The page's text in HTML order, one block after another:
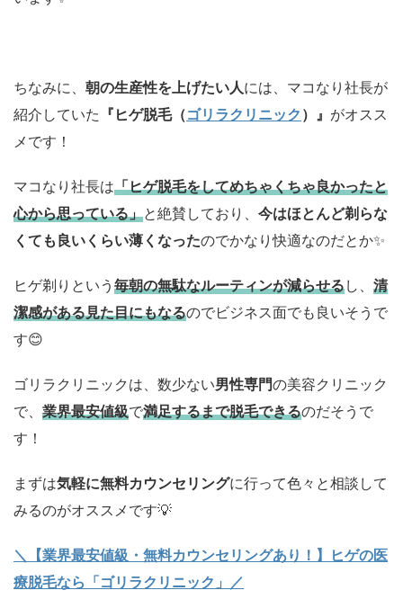
ちなみに、 朝の生産性を上げたい人には、マコなり社長が
紹介していた 『ヒゲ脱毛（ゴリラクリニック ）』 がオスス
メです！
マコなり社長は「ヒゲ脱毛をしてめちゃくちゃ良かったと
心から思っている」と絶賛しており、 今はほとんど剃らな
くても良いくらい薄くなったのでかなり快適なのだとか✨
ヒゲ剃りという 毎朝の無駄なルーティンが減らせるし、 清
潔感がある見た目にもなるのでビジネス面でも良いそうで
す😊
ゴリラクリニックは、数少ない男性専門の美容クリニック
で、 業界最安値級で満足するまで脱毛できるのだそうで
す！
まずは気軽に無料カウンセリングに行って色々と相談して
みるのがオススメです💡
＼【業界最安値級・無料カウンセリングあり！】ヒゲの医
療脱毛なら「ゴリラクリニック」／